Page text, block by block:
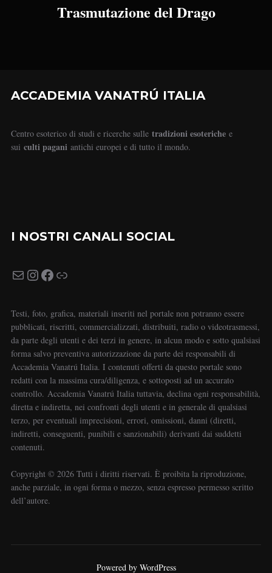
Trasmutazione del Drago
ACCADEMIA VANATRÚ ITALIA
Centro esoterico di studi e ricerche sulletradizioni esoterichee
sui culti paganiantichi europei e di tutto il mondo.
I NOSTRI CANALI SOCIAL
Testi, foto, grafica, materiali inseriti nel portale non potranno essere
pubblicati, riscritti, commercializzati, distribuiti, radio o videotrasmessi,
da parte degli utenti e dei terzi in genere, in alcun modo e sotto qualsiasi
forma salvo preventiva autorizzazione da parte dei responsabili di
Accademia Vanatrú Italia. I contenuti offerti da questo portale sono
redatti con la massima cura/diligenza, e sottoposti ad un accurato
controllo. Accademia Vanatrú Italia tuttavia, declina ogni responsabilità,
diretta e indiretta, nei confronti degli utenti e in generale di qualsiasi
terzo, per eventuali imprecisioni, errori, omissioni, danni (diretti,
indiretti, conseguenti, punibili e sanzionabili) derivanti dai suddetti
contenuti.
Copyright ©️ 2026 Tutti i diritti riservati. È proibita la riproduzione,
anche parziale, in ogni forma o mezzo, senza espresso permesso scritto
dell’autore.
Powered by WordPress